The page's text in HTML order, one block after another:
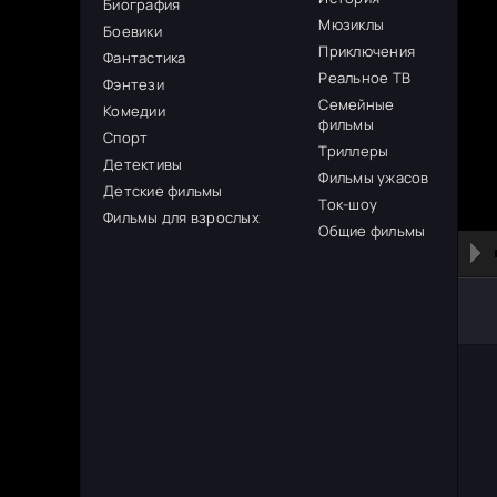
Биография
Боевики
Фантастика
Фэнтези
Комедии
Спорт
Детективы
Детские фильмы
Фильмы для взрослых
Мюзиклы
Приключения
Реальное ТВ
Семейные
фильмы
Триллеры
Фильмы ужасов
Ток-шоу
Общие фильмы